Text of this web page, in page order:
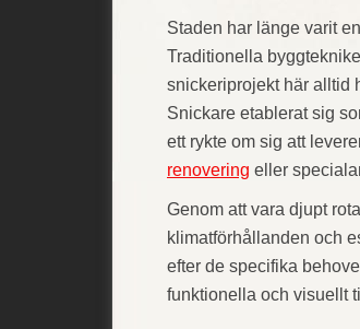
Staden har länge varit
Traditionella
snickeriprojekt här alltid
Snickare etablerat sig
ett rykte om sig att
renovering eller
Genom att vara djupt
klimatförhållanden och
efter de specifika
funktionella och visuellt